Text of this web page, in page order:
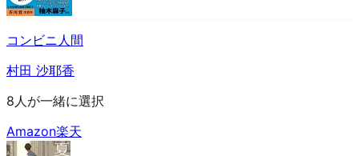
コンビニ人間
村田 沙耶香
8人が一緒に選択
Amazon楽天